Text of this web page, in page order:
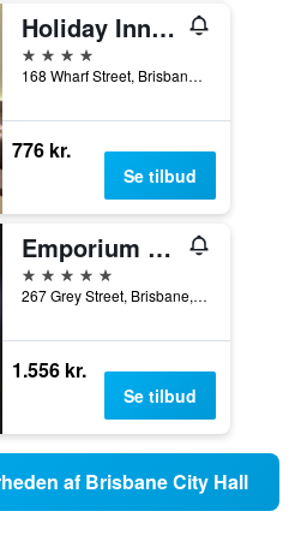
Holiday Inn Express Brisbane Central By IHG
4 stjerner
168 Wharf Street, Brisbane, QLD, Australien
776 kr.
Se tilbud
Emporium Hotel South Bank
5 stjerner
267 Grey Street, Brisbane, QLD, Australien
1.556 kr.
Se tilbud
af Brisbane City Hall